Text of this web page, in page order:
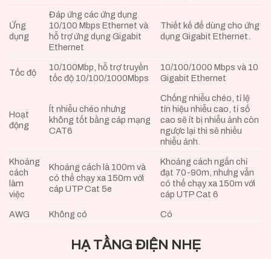
Ứng
dụng
Đáp ứng các ứng dụng
10/100 Mbps Ethernet và
hỗ trợ ứng dụng Gigabit
Ethernet
Thiết kế để dùng cho ứng
dụng Gigabit Ethernet.
Tốc độ
10/100Mbp, hỗ trợ truyền
tốc độ 10/100/1000Mbps
10/100/1000 Mbps và 10
Gigabit Ethernet
Hoạt
động
Ít nhiễu chéo nhưng
không tốt bằng cáp mạng
CAT6
Chống nhiễu chéo, tỉ lệ
tín hiệu nhiễu cao, tỉ số
cao sẽ ít bị nhiễu ảnh còn
ngược lại thì sẽ nhiều
nhiễu ảnh.
Khoảng
cách
làm
việc
Khoảng cách là 100m và
có thể chạy xa 150m với
cáp UTP Cat 5e
Khoảng cách ngắn chỉ
đạt 70-90m, nhưng vẫn
có thể chạy xa 150m với
cáp UTP Cat 6
AWG Không có Có
HẠ TẦNG ĐIỆN NHẸ